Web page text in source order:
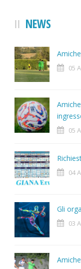
NEWS
05
05
04
Gli
03